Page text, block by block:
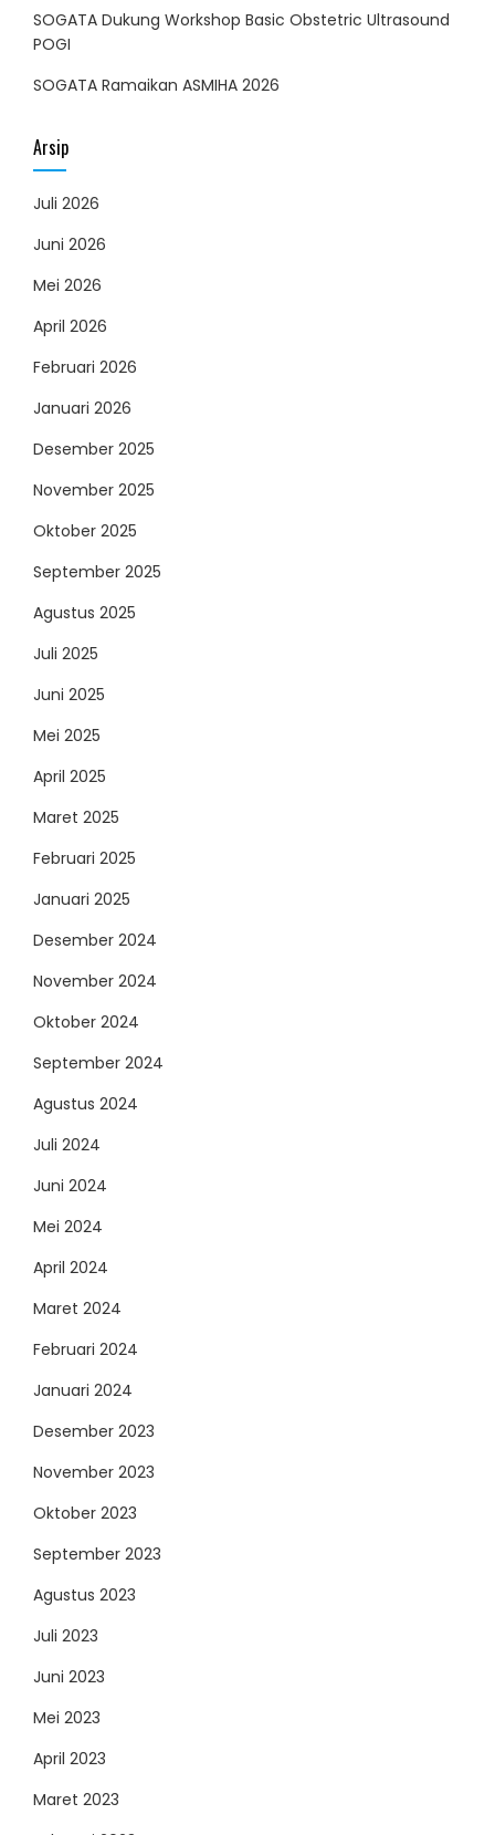
SOGATA Dukung Workshop Basic Obstetric Ultrasound
POGI
SOGATA Ramaikan ASMIHA 2026
Arsip
Juli 2026
Juni 2026
Mei 2026
April 2026
Februari 2026
Januari 2026
Desember 2025
November 2025
Oktober 2025
September 2025
Agustus 2025
Juli 2025
Juni 2025
Mei 2025
April 2025
Maret 2025
Februari 2025
Januari 2025
Desember 2024
November 2024
Oktober 2024
September 2024
Agustus 2024
Juli 2024
Juni 2024
Mei 2024
April 2024
Maret 2024
Februari 2024
Januari 2024
Desember 2023
November 2023
Oktober 2023
September 2023
Agustus 2023
Juli 2023
Juni 2023
Mei 2023
April 2023
Maret 2023